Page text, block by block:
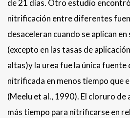
de 21 días. Otro estudio
nitrificación entre diferentes
desaceleran cuando se aplican
(excepto en las tasas de
altas)y la urea fue la única
nitrificada en menos tiempo que
(Meelu et al., 1990). El cloruro
más tiempo para nitrificarse en